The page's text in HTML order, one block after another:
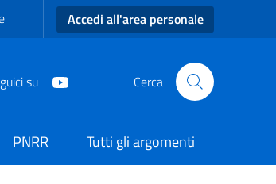
Accedi all'area personale
su Cerca
PNRR
Tutti gli argomenti